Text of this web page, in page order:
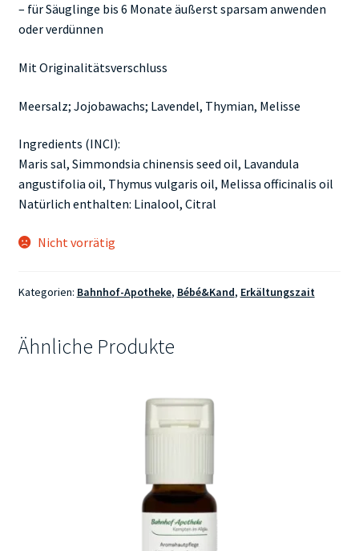
– für Säuglinge bis 6 Monate äußerst sparsam anwenden
oder verdünnen
Mit Originalitätsverschluss
Meersalz; Jojobawachs; Lavendel, Thymian, Melisse
Ingredients (INCI):
Maris sal, Simmondsia chinensis seed oil, Lavandula
angustifolia oil, Thymus vulgaris oil, Melissa officinalis oil
Natürlich enthalten: Linalool, Citral
Nicht vorrätig
Kategorien: Bahnhof-Apotheke, Bébé&Kand, Erkältungszait
Ähnliche Produkte